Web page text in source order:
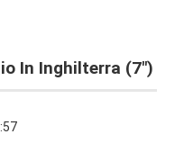
In Inghilterra (7")